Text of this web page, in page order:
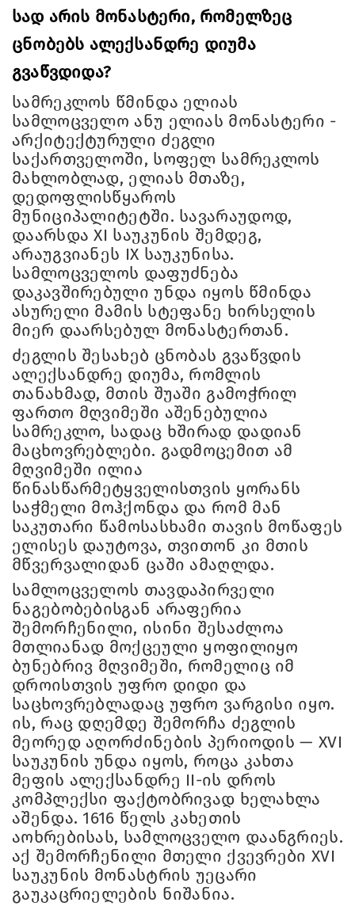
სად არის მონასტერი, რომელზეც
ცნობებს ალექსანდრე დიუმა
გვაწვდიდა?
სამრეკლოს წმინდა ელიას
სამლოცველო ანუ ელიას მონასტერი -
არქიტექტურული ძეგლი
საქართველოში, სოფელ სამრეკლოს
მახლობლად, ელიას მთაზე,
დედოფლისწყაროს
მუნიციპალიტეტში. სავარაუდოდ,
დაარსდა XI საუკუნის შემდეგ,
არაუგვიანეს IX საუკუნისა.
სამლოცველოს დაფუძნება
დაკავშირებული უნდა იყოს წმინდა
ასურელი მამის სტეფანე ხირსელის
მიერ დაარსებულ მონასტერთან.
ძეგლის შესახებ ცნობას გვაწვდის
ალექსანდრე დიუმა, რომლის
თანახმად, მთის შუაში გამოჭრილ
ფართო მღვიმეში აშენებულია
სამრეკლო, სადაც ხშირად დადიან
მაცხოვრებლები. გადმოცემით ამ
მღვიმეში ილია
წინასწარმეტყველისთვის ყორანს
საჭმელი მოჰქონდა და რომ მან
საკუთარი წამოსასხამი თავის მოწაფეს
ელისეს დაუტოვა, თვითონ კი მთის
მწვერვალიდან ცაში ამაღლდა.
სამლოცველოს თავდაპირველი
ნაგებობებისგან არაფერია
შემორჩენილი, ისინი შესაძლოა
მთლიანად მოქცეული ყოფილიყო
ბუნებრივ მღვიმეში, რომელიც იმ
დროისთვის უფრო დიდი და
საცხოვრებლადაც უფრო ვარგისი იყო.
ის, რაც დღემდე შემორჩა ძეგლის
მეორედ აღორძინების პერიოდის — XVI
საუკუნის უნდა იყოს, როცა კახთა
მეფის ალექსანდრე II-ის დროს
კომპლექსი ფაქტობრივად ხელახლა
აშენდა. 1616 წელს კახეთის
აოხრებისას, სამლოცველო დაანგრიეს.
აქ შემორჩენილი მთელი ქვევრები XVI
საუკუნის მონასტრის უეცარი
გაუკაცრიელების ნიშანია.